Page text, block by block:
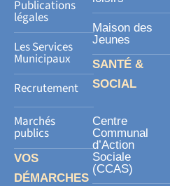
Publications
légales
Les Services
Municipaux
Recrutement
Marchés
publics
VOS
DÉMARCHES
Maison des
Jeunes
SANTÉ &
SOCIAL
Centre
Communal
d’Action
Sociale
(CCAS)